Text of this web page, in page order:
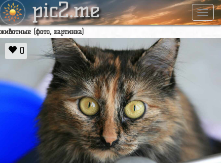
pic2.me
животные (фото, картинка)
0